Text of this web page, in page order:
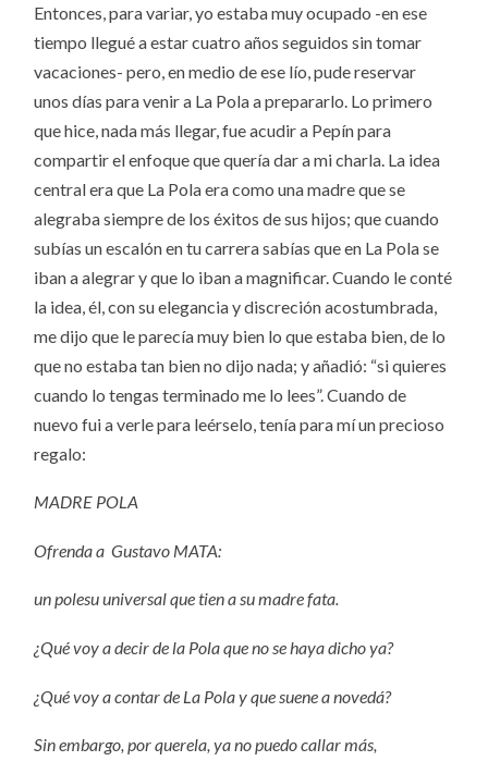
Entonces, para variar, yo estaba muy ocupado -en ese
tiempo llegué a estar cuatro años seguidos sin tomar
vacaciones- pero, en medio de ese lío, pude reservar
unos días para venir a La Pola a prepararlo. Lo primero
que hice, nada más llegar, fue acudir a Pepín para
compartir el enfoque que quería dar a mi charla. La idea
central era que La Pola era como una madre que se
alegraba siempre de los éxitos de sus hijos; que cuando
subías un escalón en tu carrera sabías que en La Pola se
iban a alegrar y que lo iban a magnificar. Cuando le conté
la idea, él, con su elegancia y discreción acostumbrada,
me dijo que le parecía muy bien lo que estaba bien, de lo
que no estaba tan bien no dijo nada; y añadió: “si quieres
cuando lo tengas terminado me lo lees”. Cuando de
nuevo fui a verle para leérselo, tenía para mí un precioso
regalo:
MADRE POLA
Ofrenda a Gustavo MATA:
un polesu universal que tien a su madre fata.
¿Qué voy a decir de la Pola que no se haya dicho ya?
¿Qué voy a contar de La Pola y que suene a novedá?
Sin embargo, por querela, ya no puedo callar más,